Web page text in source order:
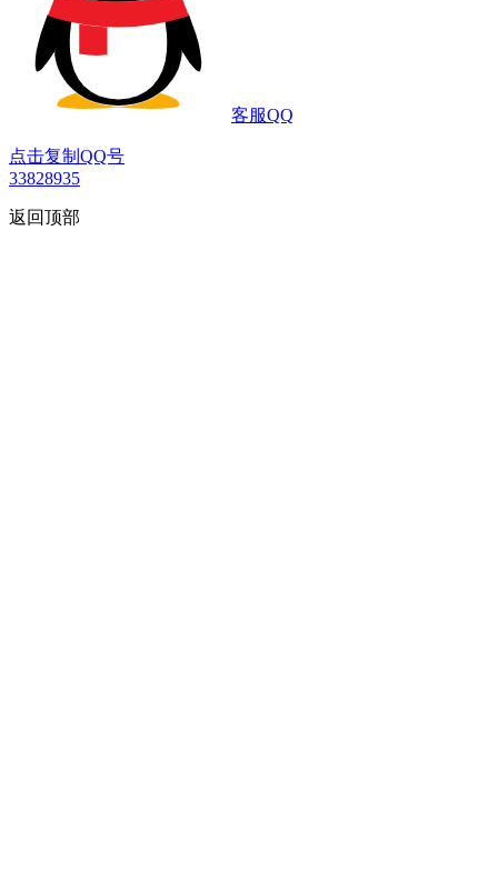
客服QQ
点击复制QQ号
33828935
返回顶部